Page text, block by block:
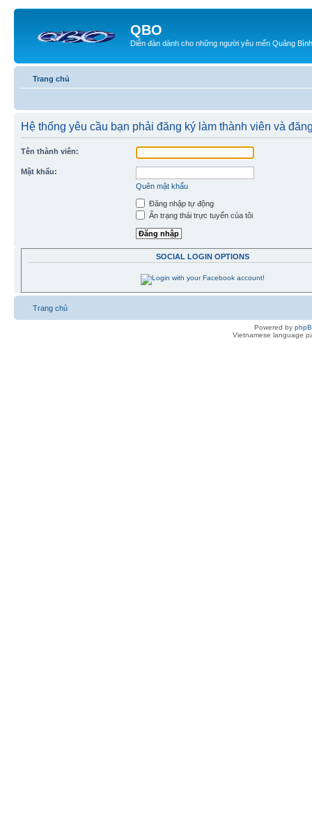
QBO
Diễn đàn dành cho những người yêu mến Quảng Bình
Trang chủ
Hệ thống yêu cầu bạn phải đăng ký làm thành viên và
Tên thành viên:
Mật khẩu:
Quên mật khẩu
Đăng nhập tự động
Ẩn trạng thái trực tuyến của tôi
SOCIAL LOGIN OPTIONS
Trang chủ
Powered by
Vietnamese language